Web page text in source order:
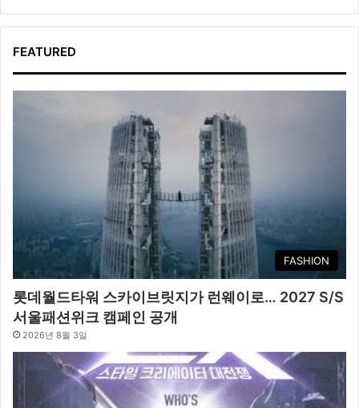
FEATURED
FASHION
롯데월드타워 스카이브릿지가 런웨이로… 2027 S/S
서울패션위크 캠페인 공개
2026년 8월 3일